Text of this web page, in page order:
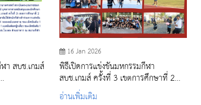
า สบช.เกมส์
16 Jan 2026
พิธีเปิดการแข่งขันมหกรรมกีฬา
สบช.เกมส์ ครั้งที่ 3 เขตการศึกษาที่ 2
"พระพุทธบาทเกมส์"
อ่านเพิ่มเติม